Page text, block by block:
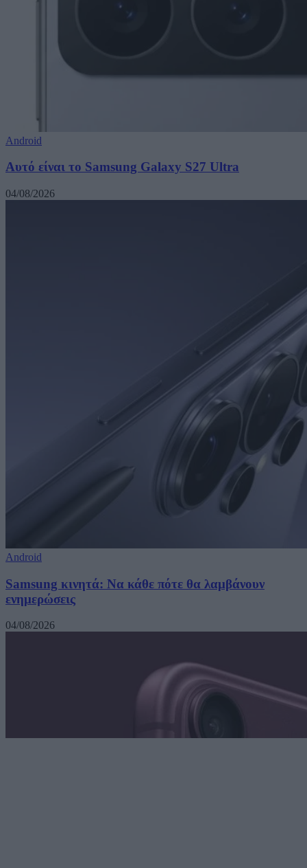
Android
Αυτό είναι το Samsung Galaxy S27 Ultra
04/08/2026
Android
Samsung κινητά: Να κάθε πότε θα λαμβάνουν
ενημερώσεις
04/08/2026